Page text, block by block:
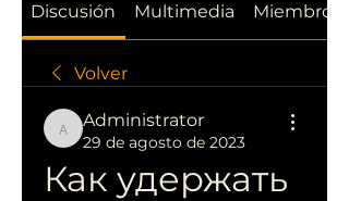
Discusión Multimedia Miembros
Volver
Administrator
Administrator
29 de agosto de 2023
Как удержать